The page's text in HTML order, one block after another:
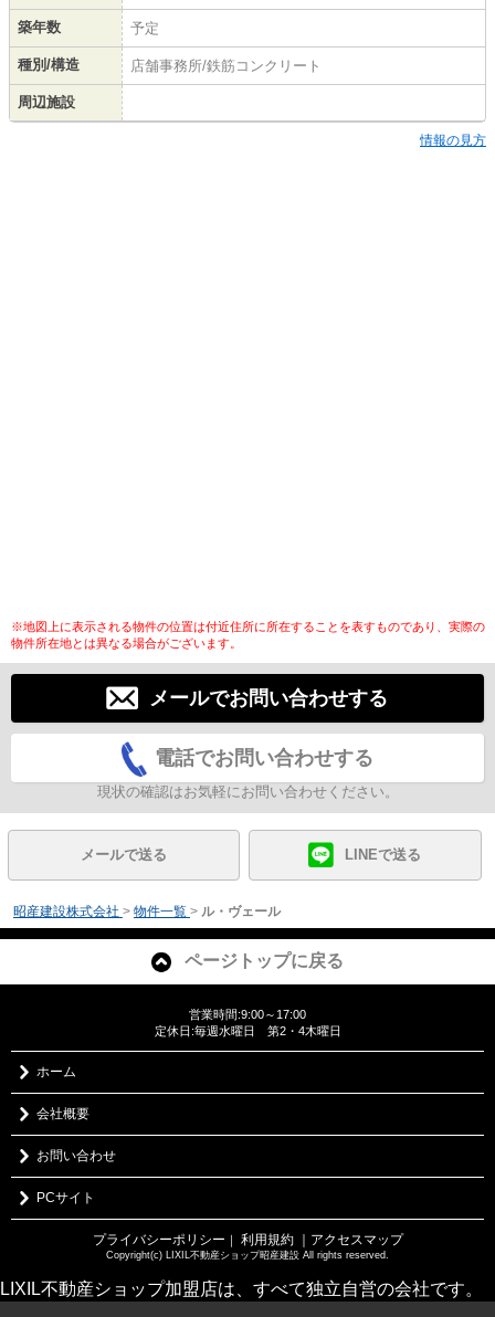
築年数 予定
種別/構造 店舗事務所/鉄筋コンクリート
周辺施設
情報の見方
※地図上に表示される物件の位置は付近住所に所在することを表すものであり、実際の
物件所在地とは異なる場合がございます。
メールでお問い合わせする
電話でお問い合わせする
現状の確認はお気軽にお問い合わせください。
メールで送る LINEで送る
昭産建設株式会社 > 物件一覧 > ル・ヴェール
ページトップに戻る
営業時間:9:00～17:00
定休日:毎週水曜日 第2・4木曜日
ホーム
会社概要
お問い合わせ
PCサイト
プライバシーポリシー ｜ 利用規約 ｜アクセスマップ
Copyright(c) LIXIL不動産ショップ昭産建設 All rights reserved.
LIXIL不動産ショップ加盟店は、すべて独立自営の会社です。